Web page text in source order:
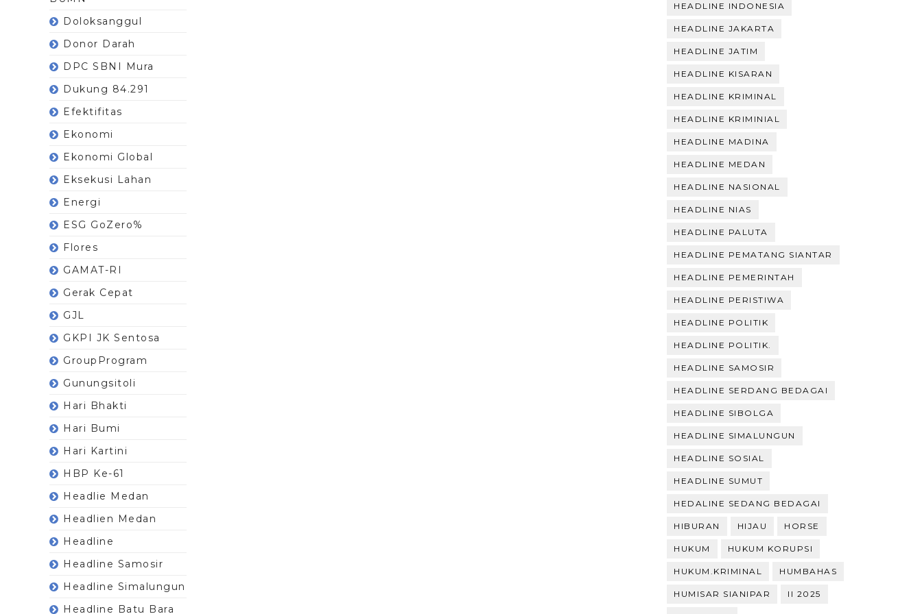
Doloksanggul
Donor Darah
DPC SBNI Mura
Dukung 84.291
Efektifitas
Ekonomi
Ekonomi Global
Eksekusi Lahan
Energi
ESG GoZero%
Flores
GAMAT-RI
Gerak Cepat
GJL
GKPI JK Sentosa
GroupProgram
Gunungsitoli
Hari Bhakti
Hari Bumi
Hari Kartini
HBP Ke-61
Headlie Medan
Headlien Medan
Headline
Headline Samosir
Headline Simalungun
Headline Batu Bara
HEADLINE INDONESIA
HEADLINE JAKARTA
HEADLINE JATIM
HEADLINE KISARAN
HEADLINE KRIMINAL
HEADLINE KRIMINIAL
HEADLINE MADINA
HEADLINE MEDAN
HEADLINE NASIONAL
HEADLINE NIAS
HEADLINE PALUTA
HEADLINE PEMATANG SIANTAR
HEADLINE PEMERINTAH
HEADLINE PERISTIWA
HEADLINE POLITIK
HEADLINE POLITIK.
HEADLINE SAMOSIR
HEADLINE SERDANG BEDAGAI
HEADLINE SIBOLGA
HEADLINE SIMALUNGUN
HEADLINE SOSIAL
HEADLINE SUMUT
HEDALINE SEDANG BEDAGAI
HIBURAN HIJAU HORSE
HUKUM HUKUM KORUPSI
HUKUM.KRIMINAL HUMBAHAS
HUMISAR SIANIPAR II 2025